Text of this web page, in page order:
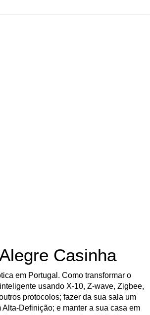
Casinha
em Portugal. Como transformar o
usando X-10, Z-wave, Zigbee,
protocolos; fazer da sua sala um
Alta-Definição; e manter a sua casa em